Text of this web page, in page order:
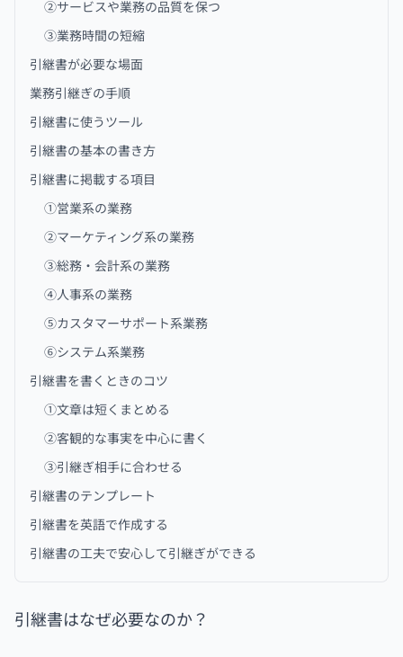
②サービスや業務の品質を保つ
③業務時間の短縮
引継書が必要な場面
業務引継ぎの手順
引継書に使うツール
引継書の基本の書き方
引継書に掲載する項目
①営業系の業務
②マーケティング系の業務
③総務・会計系の業務
④人事系の業務
⑤カスタマーサポート系業務
⑥システム系業務
引継書を書くときのコツ
①文章は短くまとめる
②客観的な事実を中心に書く
③引継ぎ相手に合わせる
引継書のテンプレート
引継書を英語で作成する
引継書の工夫で安心して引継ぎができる
引継書はなぜ必要なのか？